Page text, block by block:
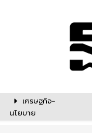
เศรษฐกิจ-
นโยบาย